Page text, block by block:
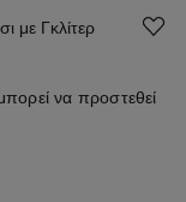
με Γκλίτερ
να προστεθεί